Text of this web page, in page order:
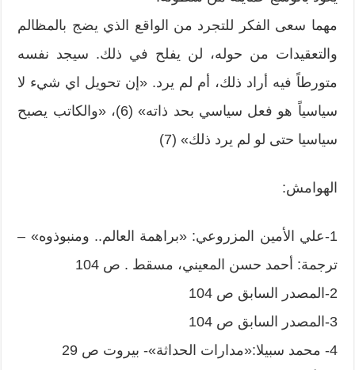
مهما سعى الفكر للتجرد من الواقع الذي يضج بالمظالم
والتعقيدات من حوله، لن يفلح في ذلك. سيجد نفسه
متورطاً فيه أراد ذلك، أم لم يرد. «إن تحويل اي شيء لا
سياسياً هو فعل سياسي بحد ذاته» (6)، «والكاتب يصبح
سياسيا حتى لو لم يرد ذلك» (7)
الهوامش:
1-علي الأمين المزروعي: «براهمة العالم.. ومنبوذوه» –
ترجمة: أحمد حسن المعيني، مسقط . ص 104
2-المصدر السابق ص 104
3-المصدر السابق ص 104
4- محمد سبيلا:«مدارات الحداثة»- بيروت ص 29